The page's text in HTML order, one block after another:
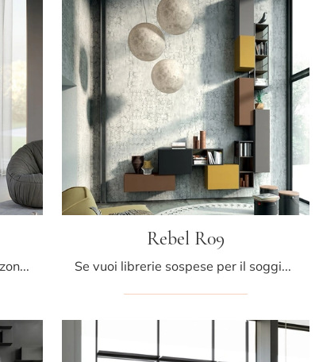
Se cerchi librerie divisorie per la zona giorno, clicca e scopri le nostre soluzioni design: il modello Address Cattelan Italia ti aspetta!
Rebel R09
Se vuoi librerie sospese per il soggiorno, clicca e scopri le nostre soluzioni moderne: il modello Rebel R09 Fimar ti aspetta!